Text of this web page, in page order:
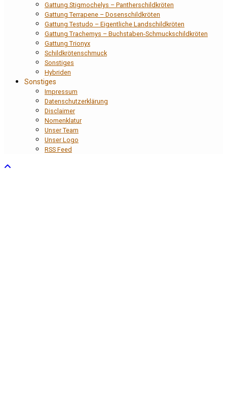
Gattung Stigmochelys – Pantherschildkröten
Gattung Terrapene – Dosenschildkröten
Gattung Testudo – Eigentliche Landschildkröten
Gattung Trachemys – Buchstaben-Schmuckschildkröten
Gattung Trionyx
Schildkrötenschmuck
Sonstiges
Hybriden
Sonstiges
Impressum
Datenschutzerklärung
Disclaimer
Nomenklatur
Unser Team
Unser Logo
RSS Feed